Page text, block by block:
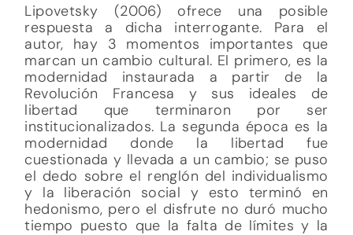
Lipovetsky (2006) ofrece una posible
respuesta a dicha interrogante. Para el
autor, hay 3 momentos importantes que
marcan un cambio cultural. El primero, es la
modernidad instaurada a partir de la
Revolución Francesa y sus ideales de
libertad que terminaron por ser
institucionalizados. La segunda época es la
modernidad donde la libertad fue
cuestionada y llevada a un cambio; se puso
el dedo sobre el renglón del individualismo
y la liberación social y esto terminó en
hedonismo, pero el disfrute no duró mucho
tiempo puesto que la falta de límites y la